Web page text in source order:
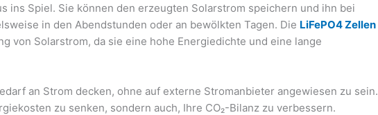
ins Spiel. Sie können den erzeugten Solarstrom speichern und ihn bei
in den Abendstunden oder an bewölkten Tagen. Die LiFePO4 Zellen
von Solarstrom, da sie eine hohe Energiedichte und eine lange
an Strom decken, ohne auf externe Stromanbieter angewiesen zu sein.
zu senken, sondern auch, Ihre CO₂-Bilanz zu verbessern.